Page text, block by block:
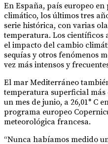
En España, país europeo
climático, los últimos tres
serie histórica, con varias
temperatura. Los científicos
el impacto del cambio
sequías y otros fenómenos
vez más intensos y
El mar Mediterráneo
temperatura superficial
un mes de junio, a 26,01° C
programa europeo
meteorológica francesa.
“Nunca habíamos medido